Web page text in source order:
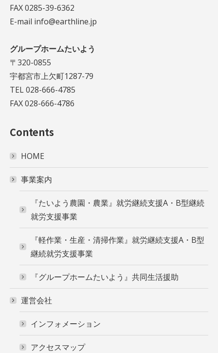
FAX 0285-39-6362
E-mail info@earthline.jp
グループホームたいよう
〒320-0855
宇都宮市上欠町1287-79
TEL 028-666-4785
FAX 028-666-4786
Contents
HOME
事業案内
『たいよう農園・農業』就労継続支援A・B型継続
就労支援事業
『軽作業・生産・清掃作業』就労継続支援A・B型
継続就労支援事業
『グループホームたいよう』共同生活援助
運営会社
インフォメーション
アクセスマップ